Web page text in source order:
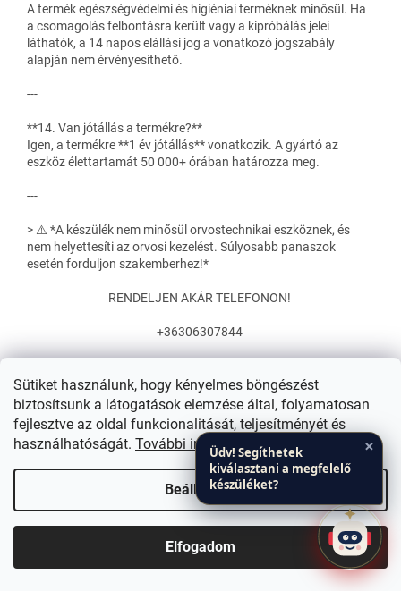
Sütiket használunk, hogy kényelmes böngészést
biztosítsunk a látogatások elemzése által, folyamatosan
fejlesztve az oldal funkcionalitását, teljesítményét és
használhatóságát. További információk
Beállítások
Elfogadom
Bemutatóterem Budapesten, Zuglóban! Szaktudás Irodaház
Terápia és Egészségpont 1143.Bp. Erzsébet királyné út 36/B 1.em.
A termék egészségvédelmi és higiéniai terméknek minősül. Ha
a csomagolás felbontásra került vagy a kipróbálás jelei
láthatók, a 14 napos elállási jog a vonatkozó jogszabály
alapján nem érvényesíthető.
---
**14. Van jótállás a termékre?**
Igen, a termékre **1 év jótállás** vonatkozik. A gyártó az
eszköz élettartamát 50 000+ órában határozza meg.
---
> ⚠️ *A készülék nem minősül orvostechnikai eszköznek, és
nem helyettesíti az orvosi kezelést. Súlyosabb panaszok
esetén forduljon szakemberhez!*
RENDELJEN AKÁR TELEFONON!
+36306307844
kérdezze meg kezelőorvosát!
A lágylézer terápia nem helyettesíti az orvosi kezelést!
Ennek a terméknek nem célja betegségek diagnosztizálása,
gyógyítása vagy megelőzése, és nem vállal semmilyen
követelést, kijelentést vagy garanciát arra vonatkozóan, hogy
a termék képes-e gyógyítani bármilyen fizikai, bőr- vagy
mentális állapotot.
Súlyosabb problémák esetén forduljon szakemberhez!
A termék használata csökkenti az esetleges fájdalmakat,
×
Üdv! Segíthetek
kiválasztani a megfelelő
készüléket?